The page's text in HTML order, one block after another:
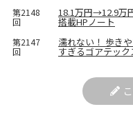
第2148
回
18.1万円→12.9万
搭載HPノート
第2147
回
濡れない！ 歩き
すぎるゴアテッ